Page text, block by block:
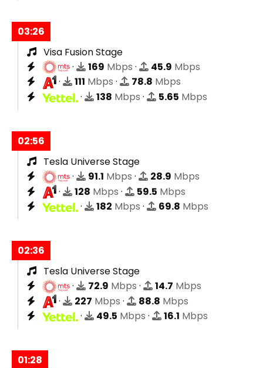
03:26
Visa Fusion Stage
·
169 Mbps · 45.9 Mbps
·
111 Mbps · 78.8 Mbps
·
138 Mbps · 5.65 Mbps
02:56
Tesla Universe Stage
·
91.1 Mbps · 28.9 Mbps
·
128 Mbps · 59.5 Mbps
·
182 Mbps · 69.8 Mbps
02:36
Tesla Universe Stage
·
72.9 Mbps · 14.7 Mbps
·
227 Mbps · 88.8 Mbps
·
49.5 Mbps · 16.1 Mbps
01:28